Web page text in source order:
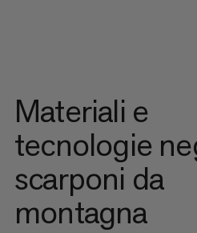
Materiali e
tecnologie
scarponi da
montagna